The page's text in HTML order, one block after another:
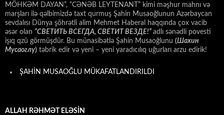
MÖHKƏM DAYAN”, “CƏNƏB LEYTENANT” kimi məşhur mahnı və
marşları ilə qəlbimizdə taxt qurmuş Şahin Musaoğlunun Azərbaycan
sevdalısı Dünya şöhrətli alim Mehmet Haberal haqqında çox vacib
əsər olan “СВЕТИТЬ ВСЕГДА, СВЕТИТ ВЕЗДЕ!” adlı sənədli povesti
işıq qzü görmüşdür. Bu münasibətlə Şahin Musaoğlunu (Шахин
Мусаоглу) təbrik edir və yeni – yeni yaradıcılıq uğurları arzu edirik!
ŞAHİN MUSAOĞLU MÜKAFATLANDIRILDI
ALLAH RƏHMƏT ELƏSİN